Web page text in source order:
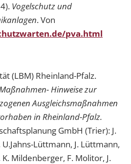
Vogelschutz und
. Von
pva.html
(LBM) Rheinland-Pfalz.
Hinweise zur
Ausgleichsmaßnahmen
in Rheinland-Pfalz.
GmbH (Trier): J.
Lüttmann, J. Lüttmann,
K. Mildenberger, F. Molitor, J.